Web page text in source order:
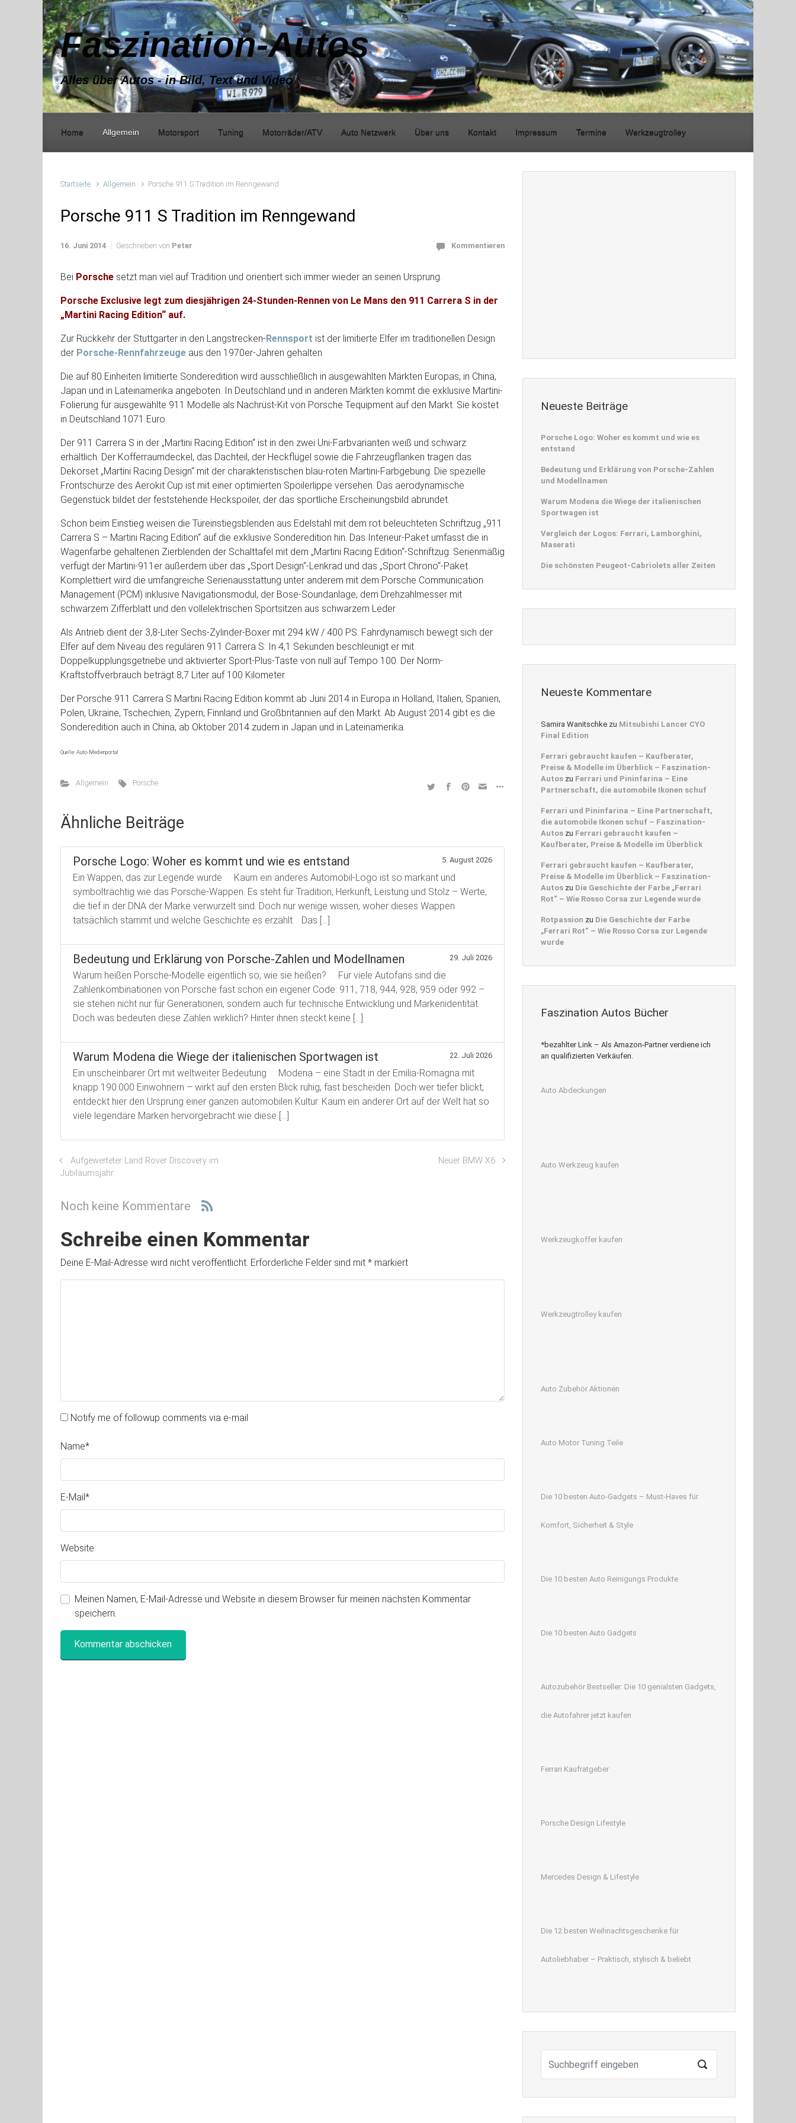
Zum Hauptinhalt springen
Faszination-Autos
Alles über Autos - in Bild, Text und Video
Home Allgemein Motorsport Tuning Motorräder/ATV Auto Netzwerk Über uns Kontakt Impressum Termine Werkzeugtrolley
Startseite Allgemein Porsche 911 S Tradition im Renngewand
Porsche 911 S Tradition im Renngewand
16. Juni 2014 Geschrieben von Peter Kommentieren
Bei Porsche setzt man viel auf Tradition und orientiert sich immer wieder an seinen Ursprung.
Porsche Exclusive legt zum diesjährigen 24-Stunden-Rennen von Le Mans den 911 Carrera S in der
„Martini Racing Edition“ auf.
Zur Rückkehr der Stuttgarter in den Langstrecken-Rennsport ist der limitierte Elfer im traditionellen Design
der Porsche-Rennfahrzeuge aus den 1970er-Jahren gehalten.
Die auf 80 Einheiten limitierte Sonderedition wird ausschließlich in ausgewählten Märkten Europas, in China,
Japan und in Lateinamerika angeboten. In Deutschland und in anderen Märkten kommt die exklusive Martini-
Folierung für ausgewählte 911 Modelle als Nachrüst-Kit von Porsche Tequipment auf den Markt. Sie kostet
in Deutschland 1071 Euro.
Der 911 Carrera S in der „Martini Racing Edition“ ist in den zwei Uni-Farbvarianten weiß und schwarz
erhältlich. Der Kofferraumdeckel, das Dachteil, der Heckflügel sowie die Fahrzeugflanken tragen das
Dekorset „Martini Racing Design“ mit der charakteristischen blau-roten Martini-Farbgebung. Die spezielle
Frontschürze des Aerokit Cup ist mit einer optimierten Spoilerlippe versehen. Das aerodynamische
Gegenstück bildet der feststehende Heckspoiler, der das sportliche Erscheinungsbild abrundet.
Schon beim Einstieg weisen die Türeinstiegsblenden aus Edelstahl mit dem rot beleuchteten Schriftzug „911
Carrera S – Martini Racing Edition“ auf die exklusive Sonderedition hin. Das Interieur-Paket umfasst die in
Wagenfarbe gehaltenen Zierblenden der Schalttafel mit dem „Martini Racing Edition“-Schriftzug. Serienmäßig
verfügt der Martini-911er außerdem über das „Sport Design“-Lenkrad und das „Sport Chrono“-Paket.
Komplettiert wird die umfangreiche Serienausstattung unter anderem mit dem Porsche Communication
Management (PCM) inklusive Navigationsmodul, der Bose-Soundanlage, dem Drehzahlmesser mit
schwarzem Zifferblatt und den vollelektrischen Sportsitzen aus schwarzem Leder.
Als Antrieb dient der 3,8-Liter Sechs-Zylinder-Boxer mit 294 kW / 400 PS. Fahrdynamisch bewegt sich der
Elfer auf dem Niveau des regulären 911 Carrera S: In 4,1 Sekunden beschleunigt er mit
Doppelkupplungsgetriebe und aktivierter Sport-Plus-Taste von null auf Tempo 100. Der Norm-
Kraftstoffverbrauch beträgt 8,7 Liter auf 100 Kilometer.
Der Porsche 911 Carrera S Martini Racing Edition kommt ab Juni 2014 in Europa in Holland, Italien, Spanien,
Polen, Ukraine, Tschechien, Zypern, Finnland und Großbritannien auf den Markt. Ab August 2014 gibt es die
Sonderedition auch in China, ab Oktober 2014 zudem in Japan und in Lateinamerika.
Quelle: Auto-Medienportal
Allgemein Porsche
Ähnliche Beiträge
Porsche Logo: Woher es kommt und wie es entstand 5. August 2026
Ein Wappen, das zur Legende wurde Kaum ein anderes Automobil-Logo ist so markant und
symbolträchtig wie das Porsche-Wappen. Es steht für Tradition, Herkunft, Leistung und Stolz – Werte,
die tief in der DNA der Marke verwurzelt sind. Doch nur wenige wissen, woher dieses Wappen
tatsächlich stammt und welche Geschichte es erzählt. Das […]
Bedeutung und Erklärung von Porsche-Zahlen und Modellnamen 29. Juli 2026
Warum heißen Porsche-Modelle eigentlich so, wie sie heißen? Für viele Autofans sind die
Zahlenkombinationen von Porsche fast schon ein eigener Code: 911, 718, 944, 928, 959 oder 992 –
sie stehen nicht nur für Generationen, sondern auch für technische Entwicklung und Markenidentität.
Doch was bedeuten diese Zahlen wirklich? Hinter ihnen steckt keine […]
Warum Modena die Wiege der italienischen Sportwagen ist 22. Juli 2026
Ein unscheinbarer Ort mit weltweiter Bedeutung Modena – eine Stadt in der Emilia-Romagna mit
knapp 190.000 Einwohnern – wirkt auf den ersten Blick ruhig, fast bescheiden. Doch wer tiefer blickt,
entdeckt hier den Ursprung einer ganzen automobilen Kultur. Kaum ein anderer Ort auf der Welt hat so
viele legendäre Marken hervorgebracht wie diese […]
Aufgewerteter Land Rover Discovery im
Jubiläumsjahr
Neuer BMW X6
Noch keine Kommentare
Schreibe einen Kommentar
Deine E-Mail-Adresse wird nicht veröffentlicht. Erforderliche Felder sind mit * markiert
Notify me of followup comments via e-mail
Name*
E-Mail *
Website
Meinen Namen, E-Mail-Adresse und Website in diesem Browser für meinen nächsten Kommentar
speichern.
Neueste Beiträge
Porsche Logo: Woher es kommt und wie es
entstand
Bedeutung und Erklärung von Porsche-Zahlen
und Modellnamen
Warum Modena die Wiege der italienischen
Sportwagen ist
Vergleich der Logos: Ferrari, Lamborghini,
Maserati
Die schönsten Peugeot-Cabriolets aller Zeiten
Neueste Kommentare
Samira Wanitschke zu Mitsubishi Lancer CYO
Final Edition
Ferrari gebraucht kaufen – Kaufberater,
Preise & Modelle im Überblick – Faszination-
Autos zu Ferrari und Pininfarina – Eine
Partnerschaft, die automobile Ikonen schuf
Ferrari und Pininfarina – Eine Partnerschaft,
die automobile Ikonen schuf – Faszination-
Autos zu Ferrari gebraucht kaufen –
Kaufberater, Preise & Modelle im Überblick
Ferrari gebraucht kaufen – Kaufberater,
Preise & Modelle im Überblick – Faszination-
Autos zu Die Geschichte der Farbe „Ferrari
Rot“ – Wie Rosso Corsa zur Legende wurde
Rotpassion zu Die Geschichte der Farbe
„Ferrari Rot“ – Wie Rosso Corsa zur Legende
wurde
Faszination Autos Bücher
*bezahlter Link – Als Amazon-Partner verdiene ich
an qualifizierten Verkäufen.
Auto Abdeckungen
Auto Werkzeug kaufen
Werkzeugkoffer kaufen
Werkzeugtrolley kaufen
Auto Zubehör Aktionen
Auto Motor Tuning Teile
Die 10 besten Auto-Gadgets – Must-Haves für
Komfort, Sicherheit & Style
Die 10 besten Auto Reinigungs Produkte
Die 10 besten Auto Gadgets
Autozubehör Bestseller: Die 10 genialsten Gadgets,
die Autofahrer jetzt kaufen
Ferrari Kaufratgeber
Porsche Design Lifestyle
Mercedes Design & Lifestyle
Die 12 besten Weihnachtsgeschenke für
Autoliebhaber – Praktisch, stylisch & beliebt